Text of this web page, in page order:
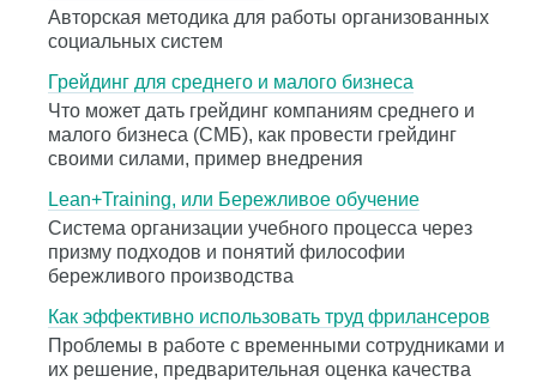
Авторская методика для работы организованных
социальных систем
Грейдинг для среднего и малого бизнеса
Что может дать грейдинг компаниям среднего и
малого бизнеса (СМБ), как провести грейдинг
своими силами, пример внедрения
Lean+Training, или Бережливое обучение
Система организации учебного процесса через
призму подходов и понятий философии
бережливого производства
Как эффективно использовать труд фрилансеров
Проблемы в работе с временными сотрудниками и
их решение, предварительная оценка качества